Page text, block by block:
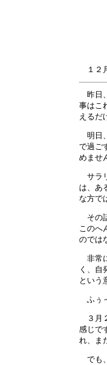
１２
昨日
事はこ
えるだ
明日
で過ご
めませ
サラ
は、あ
な方で
その
このへ
のでは
非常
く、自
という
ふぅ
３月
感じで
れ、ま
でも